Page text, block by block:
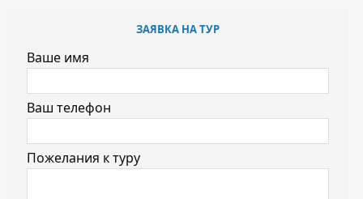
ЗАЯВКА НА ТУР
Ваше имя
Ваш телефон
Пожелания к туру